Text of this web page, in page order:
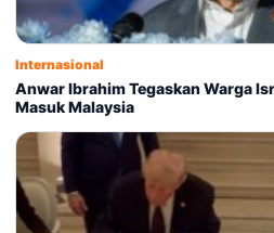
Internasional
Anwar Ibrahim Tegaskan Warga
Masuk Malaysia